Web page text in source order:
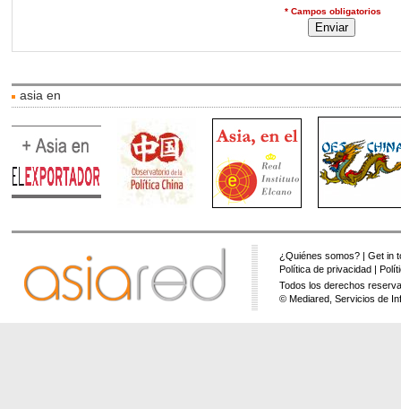
* Campos obligatorios
asia en
¿Quiénes somos? |Get in
Política de privacidad |
Todos los derechos
© Mediared, Servicios de